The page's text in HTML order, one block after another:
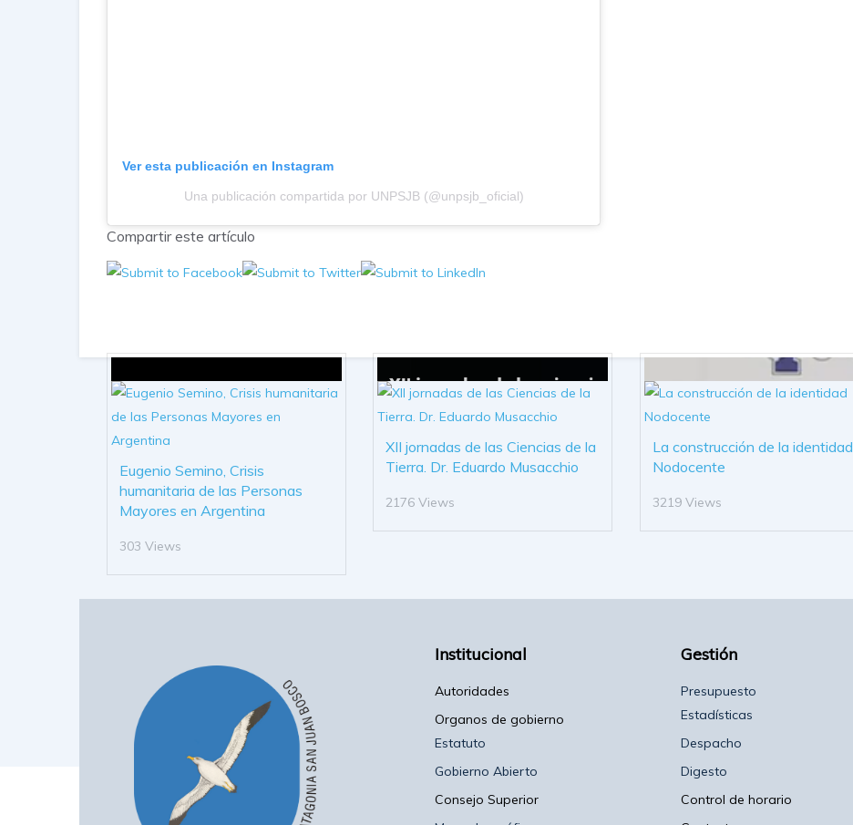
Ver esta publicación en Instagram
Una publicación compartida por UNPSJB (@unpsjb_oficial)
Compartir este artículo
Eugenio Semino, Crisis
humanitaria de las Personas
Mayores en Argentina
303 Views
XII jornadas de las Ciencias de la
Tierra. Dr. Eduardo Musacchio
2176 Views
La construcción de la identidad
Nodocente
3219 Views
Institucional
Autoridades
Organos de gobierno
Estatuto
Gobierno Abierto
Consejo Superior
Gestión
Presupuesto
Estadísticas
Despacho
Digesto
Control de horario